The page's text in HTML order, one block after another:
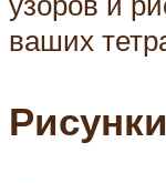
ваших